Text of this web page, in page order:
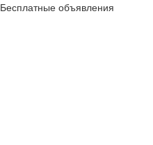
Бесплатные объявления